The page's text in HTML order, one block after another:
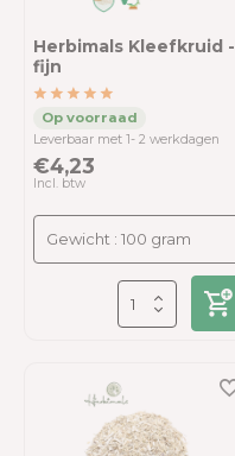
Herbimals Kleefkruid -
fijn
Leverbaar met 1- 2 werkdagen
€4,23
Incl. btw